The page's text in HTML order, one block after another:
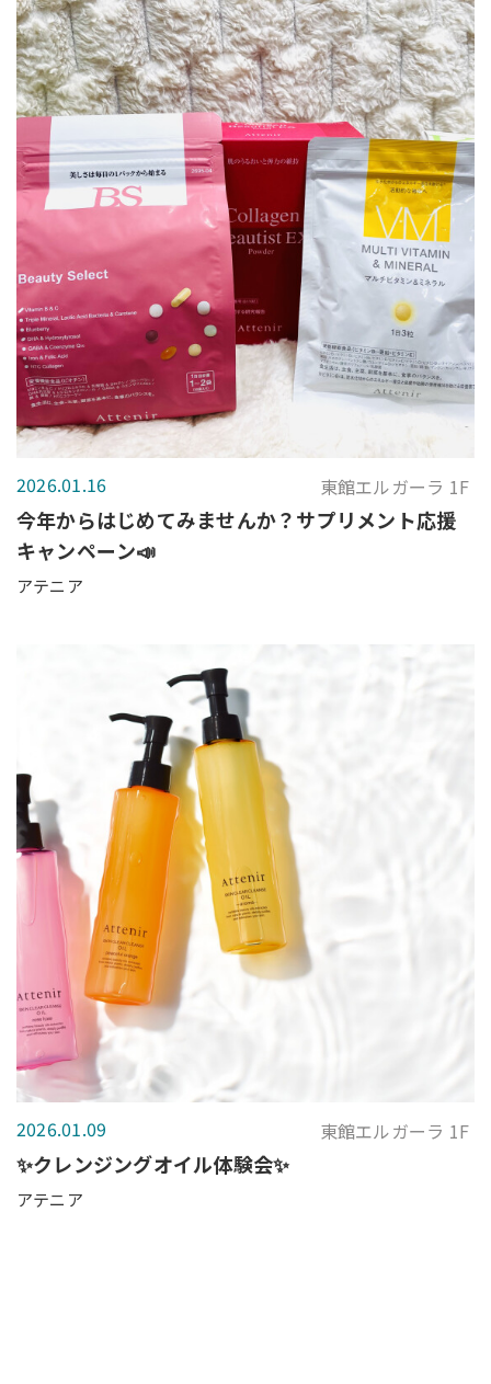
2026.01.16 東館エルガーラ 1F
今年からはじめてみませんか？サプリメント応援
キャンペーン📣
アテニア
2026.01.09 東館エルガーラ 1F
✨クレンジングオイル体験会✨
アテニア